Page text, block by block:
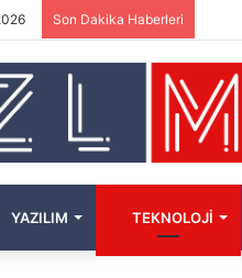
Son Dakika Haberleri
YAZILIM TEKNOLOJI